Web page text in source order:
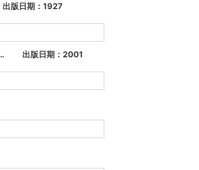
版日期：1927
出版日期：2001